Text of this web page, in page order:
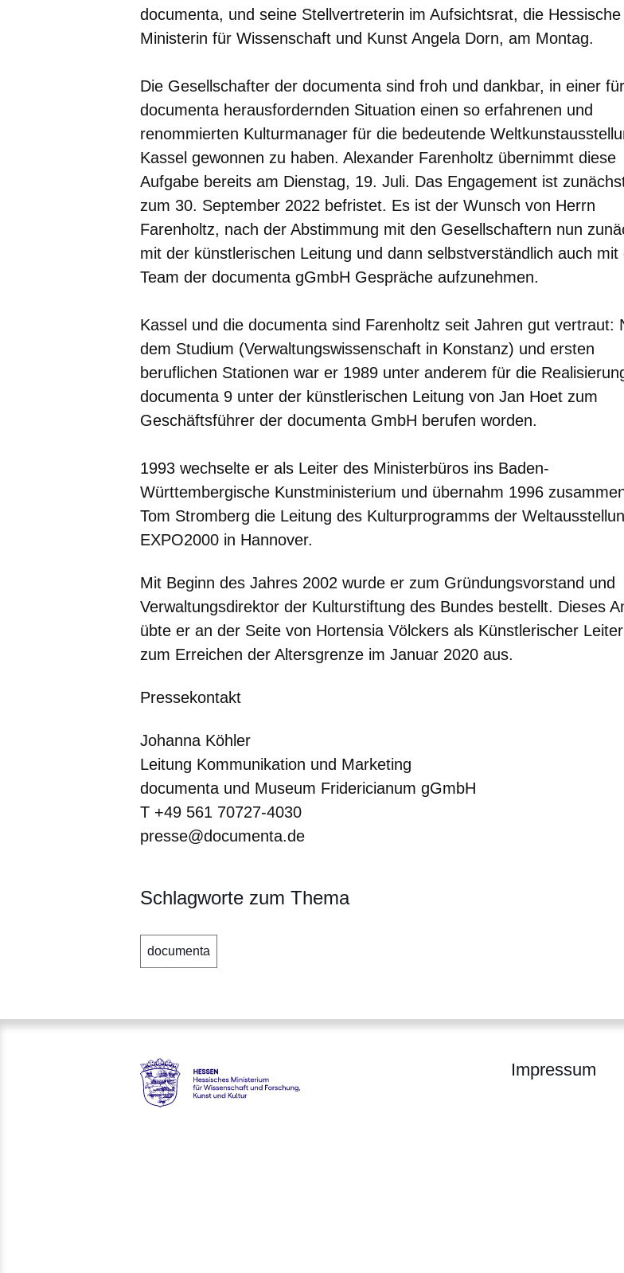
documenta, und seine Stellvertreterin im Aufsichtsrat, die Hessische
Ministerin für Wissenschaft und Kunst Angela Dorn, am Montag.
Die Gesellschafter der documenta sind froh und dankbar, in einer
documenta herausfordernden Situation einen so erfahrenen und
renommierten Kulturmanager für die bedeutende
Kassel gewonnen zu haben. Alexander Farenholtz übernimmt diese
Aufgabe bereits am Dienstag, 19. Juli. Das Engagement ist
zum 30. September 2022 befristet. Es ist der Wunsch von Herrn
Farenholtz, nach der Abstimmung mit den Gesellschaftern nun
mit der künstlerischen Leitung und dann selbstverständlich auch mit
Team der documenta gGmbH Gespräche aufzunehmen.
Kassel und die documenta sind Farenholtz seit Jahren gut vertraut:
dem Studium (Verwaltungswissenschaft in Konstanz) und ersten
beruflichen Stationen war er 1989 unter anderem für die
documenta 9 unter der künstlerischen Leitung von Jan Hoet zum
Geschäftsführer der documenta GmbH berufen worden.
1993 wechselte er als Leiter des Ministerbüros ins Baden-
Württembergische Kunstministerium und übernahm 1996
Tom Stromberg die Leitung des Kulturprogramms der
EXPO2000 in Hannover.
Mit Beginn des Jahres 2002 wurde er zum Gründungsvorstand und
Verwaltungsdirektor der Kulturstiftung des Bundes bestellt. Dieses
übte er an der Seite von Hortensia Völckers als Künstlerischer
zum Erreichen der Altersgrenze im Januar 2020 aus.
Pressekontakt
Johanna Köhler
Leitung Kommunikation und Marketing
documenta und Museum Fridericianum gGmbH
T +49 561 70727-4030
presse@documenta.de
Schlagworte zum Thema
documenta
Hessen - Hessisches Ministerium für Wissenschaft und Forschung,
Impressum